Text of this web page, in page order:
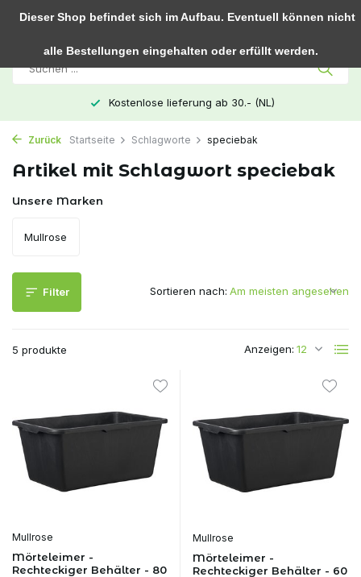
0
Kostenlose lieferung ab 30.- (NL)
Zurück Startseite Schlagworte speciebak
Artikel mit Schlagwort speciebak
Unsere Marken
Mullrose
Filter
5 produkte Anzeigen:
Sortieren nach:
Mullrose
Mörteleimer -
Rechteckiger Behälter - 80
Mullrose
Mörteleimer -
Rechteckiger Behälter - 60
Dieser Shop befindet sich im Aufbau. Eventuell können nicht
alle Bestellungen eingehalten oder erfüllt werden.